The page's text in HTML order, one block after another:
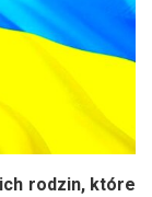
rodzin, które